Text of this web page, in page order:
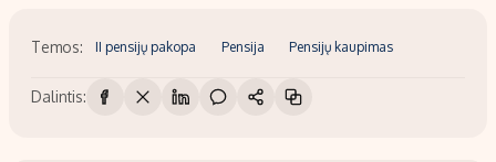
Temos: II pensijų pakopa Pensija Pensijų kaupimas
Dalintis: